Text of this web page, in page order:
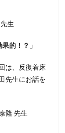
生
的！？」
は、反復着床
先生にお話を
隆 先生